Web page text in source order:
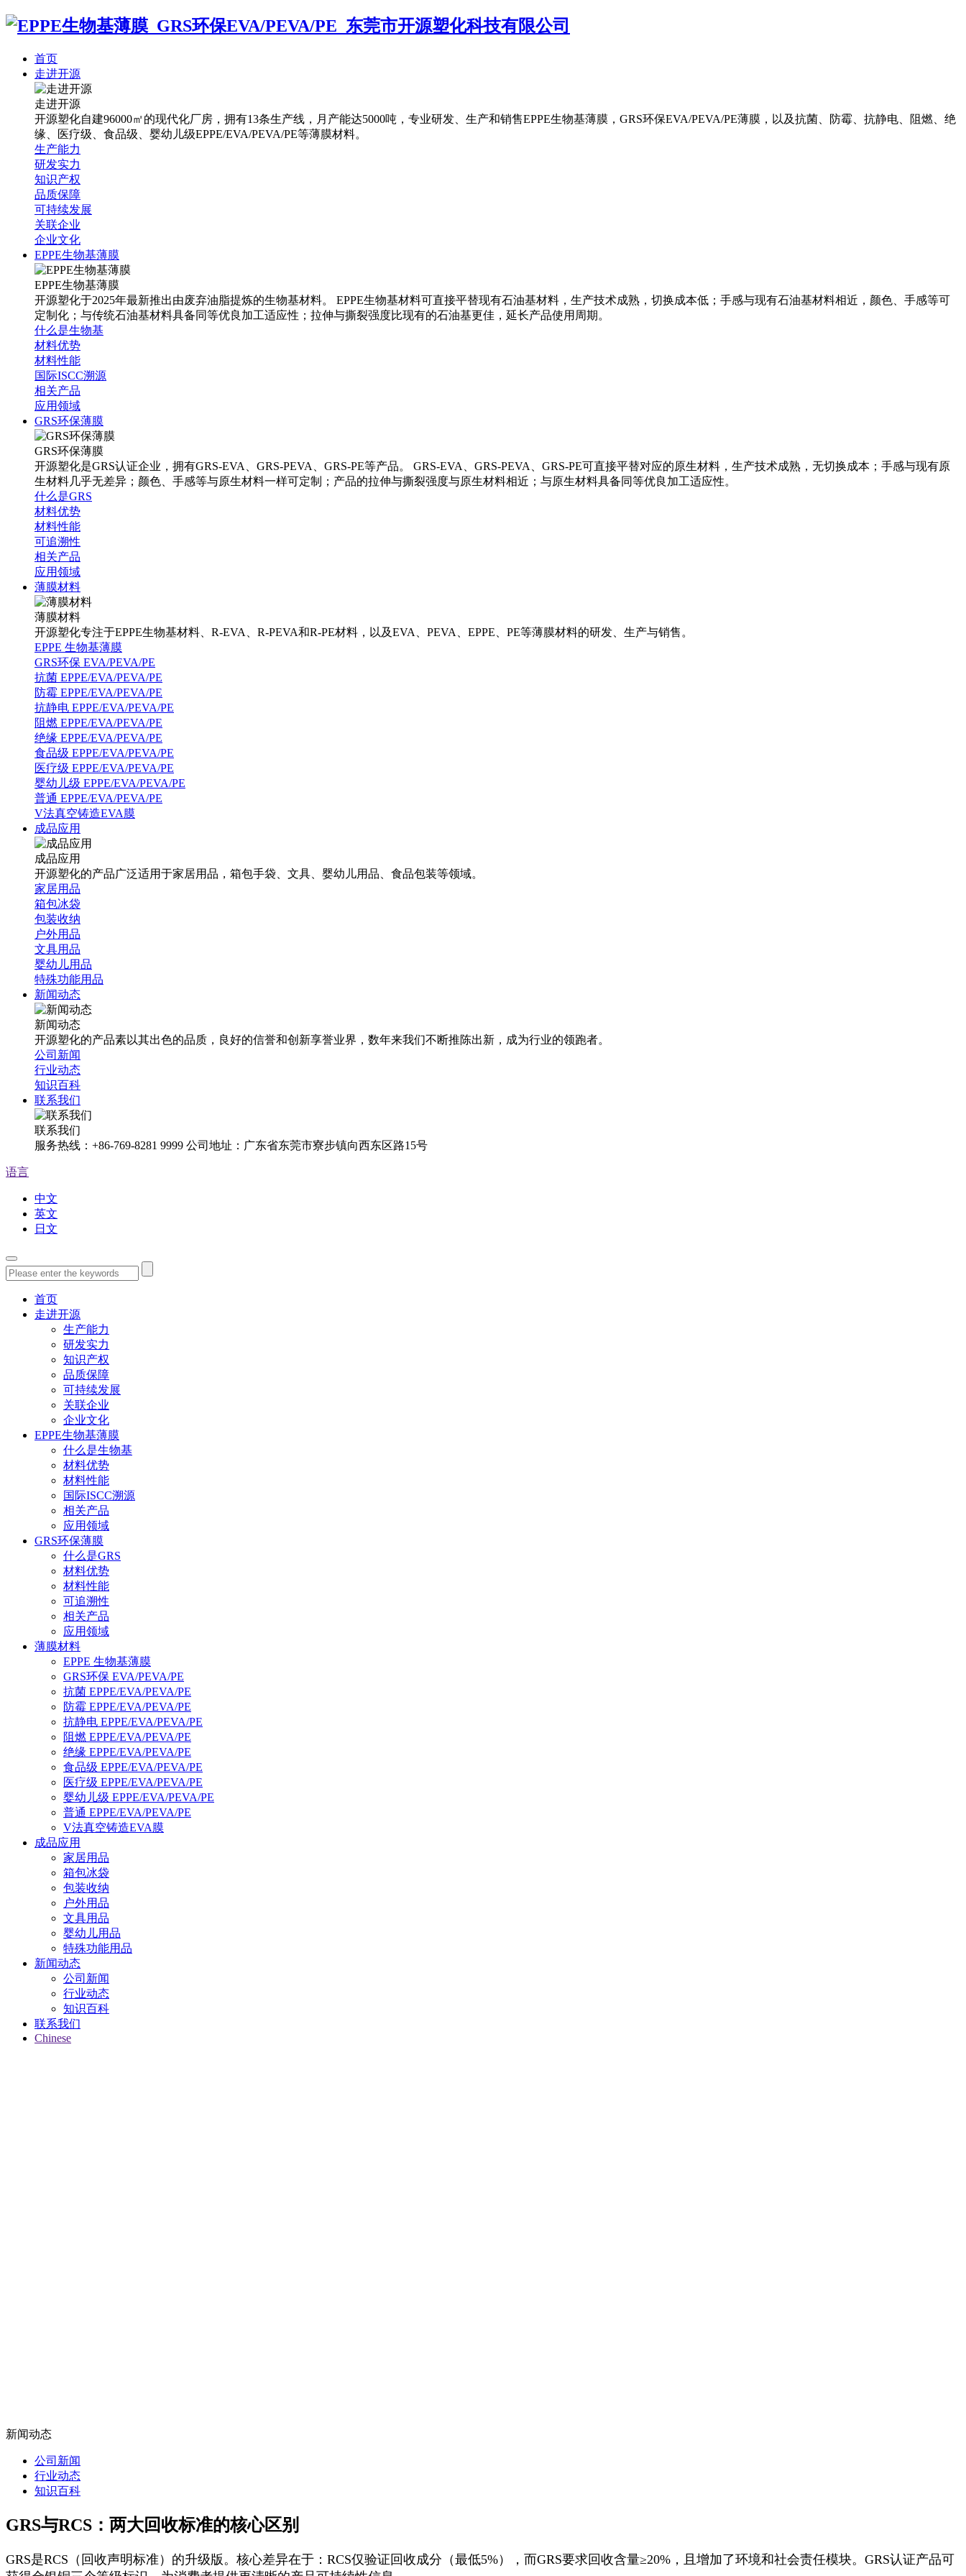
首页
走进开源
走进开源
开源塑化自建96000㎡的现代化厂房，拥有13条生产线，月产能达5000吨，专业研发、生产和销售EPPE生物基薄膜，GRS环保EVA/PEVA/PE薄膜，以及抗菌、防霉、抗静电、阻燃、绝
缘、医疗级、食品级、婴幼儿级EPPE/EVA/PEVA/PE等薄膜材料。
生产能力
研发实力
知识产权
品质保障
可持续发展
关联企业
企业文化
EPPE生物基薄膜
EPPE生物基薄膜
开源塑化于2025年最新推出由废弃油脂提炼的生物基材料。 EPPE生物基材料可直接平替现有石油基材料，生产技术成熟，切换成本低；手感与现有石油基材料相近，颜色、手感等可
定制化；与传统石油基材料具备同等优良加工适应性；拉伸与撕裂强度比现有的石油基更佳，延长产品使用周期。
什么是生物基
材料优势
材料性能
国际ISCC溯源
相关产品
应用领域
GRS环保薄膜
GRS环保薄膜
开源塑化是GRS认证企业，拥有GRS-EVA、GRS-PEVA、GRS-PE等产品。 GRS-EVA、GRS-PEVA、GRS-PE可直接平替对应的原生材料，生产技术成熟，无切换成本；手感与现有原
生材料几乎无差异；颜色、手感等与原生材料一样可定制；产品的拉伸与撕裂强度与原生材料相近；与原生材料具备同等优良加工适应性。
什么是GRS
材料优势
材料性能
可追溯性
相关产品
应用领域
薄膜材料
薄膜材料
开源塑化专注于EPPE生物基材料、R-EVA、R-PEVA和R-PE材料，以及EVA、PEVA、EPPE、PE等薄膜材料的研发、生产与销售。
EPPE 生物基薄膜
GRS环保 EVA/PEVA/PE
抗菌 EPPE/EVA/PEVA/PE
防霉 EPPE/EVA/PEVA/PE
抗静电 EPPE/EVA/PEVA/PE
阻燃 EPPE/EVA/PEVA/PE
绝缘 EPPE/EVA/PEVA/PE
食品级 EPPE/EVA/PEVA/PE
医疗级 EPPE/EVA/PEVA/PE
婴幼儿级 EPPE/EVA/PEVA/PE
普通 EPPE/EVA/PEVA/PE
V法真空铸造EVA膜
成品应用
成品应用
开源塑化的产品广泛适用于家居用品，箱包手袋、文具、婴幼儿用品、食品包装等领域。
家居用品
箱包冰袋
包装收纳
户外用品
文具用品
婴幼儿用品
特殊功能用品
新闻动态
新闻动态
开源塑化的产品素以其出色的品质，良好的信誉和创新享誉业界，数年来我们不断推陈出新，成为行业的领跑者。
公司新闻
行业动态
知识百科
联系我们
联系我们
服务热线：+86-769-8281 9999 公司地址：广东省东莞市寮步镇向西东区路15号
语言
中文
英文
日文
首页
走进开源
生产能力
研发实力
知识产权
品质保障
可持续发展
关联企业
企业文化
EPPE生物基薄膜
什么是生物基
材料优势
材料性能
国际ISCC溯源
相关产品
应用领域
GRS环保薄膜
什么是GRS
材料优势
材料性能
可追溯性
相关产品
应用领域
薄膜材料
EPPE 生物基薄膜
GRS环保 EVA/PEVA/PE
抗菌 EPPE/EVA/PEVA/PE
防霉 EPPE/EVA/PEVA/PE
抗静电 EPPE/EVA/PEVA/PE
阻燃 EPPE/EVA/PEVA/PE
绝缘 EPPE/EVA/PEVA/PE
食品级 EPPE/EVA/PEVA/PE
医疗级 EPPE/EVA/PEVA/PE
婴幼儿级 EPPE/EVA/PEVA/PE
普通 EPPE/EVA/PEVA/PE
V法真空铸造EVA膜
成品应用
家居用品
箱包冰袋
包装收纳
户外用品
文具用品
婴幼儿用品
特殊功能用品
新闻动态
公司新闻
行业动态
知识百科
联系我们
Chinese
新闻动态
公司新闻
行业动态
知识百科
GRS与RCS：两大回收标准的核心区别
GRS是RCS（回收声明标准）的升级版。核心差异在于：RCS仅验证回收成分（最低5%），而GRS要求回收含量≥20%，且增加了环境和社会责任模块。GRS认证产品可